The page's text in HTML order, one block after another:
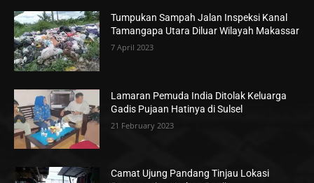
Tumpukan Sampah Jalan Inspeksi Kanal
Tamangapa Utara Diluar Wilayah Makassar
7 April 2023
Lamaran Pemuda India Ditolak Keluarga
Gadis Pujaan Hatinya di Sulsel
21 February 2023
Camat Ujung Pandang Tinjau Lokasi